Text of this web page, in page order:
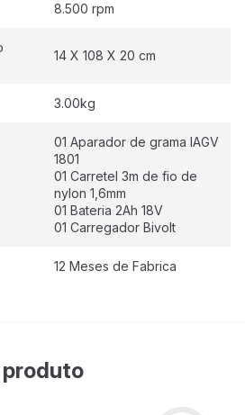
8.500 rpm
14 X 108 X 20 cm
3.00kg
01 Aparador de grama IAGV
1801
01 Carretel 3m de fio de
nylon 1,6mm
01 Bateria 2Ah 18V
01 Carregador Bivolt
12 Meses de Fabrica